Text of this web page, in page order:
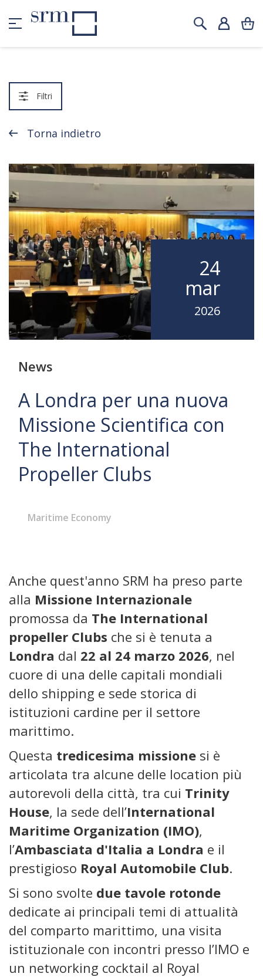
Filtri
Torna indietro
24
mar
2026
News
A Londra per una nuova
Missione Scientifica con
The International
Propeller Clubs
Maritime Economy
Anche quest'anno SRM ha preso parte
alla Missione Internazionale
promossa da The International
propeller Clubs che si è tenuta a
Londra dal 22 al 24 marzo 2026, nel
cuore di una delle capitali mondiali
dello shipping e sede storica di
istituzioni cardine per il settore
marittimo.
Questa tredicesima missione si è
articolata tra alcune delle location più
autorevoli della città, tra cui Trinity
House, la sede dell’International
Maritime Organization (IMO),
l’Ambasciata d'Italia a Londra e il
prestigioso Royal Automobile Club.
Si sono svolte due tavole rotonde
dedicate ai principali temi di attualità
del comparto marittimo, una visita
istituzionale con incontri presso l’IMO e
un networking cocktail al Royal